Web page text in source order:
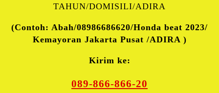
TAHUN/DOMISILI/ADIRA
(Contoh: Abah/08986686620/Honda beat 2023/
Kemayoran Jakarta Pusat /ADIRA )
Kirim ke:
089-866-866-20